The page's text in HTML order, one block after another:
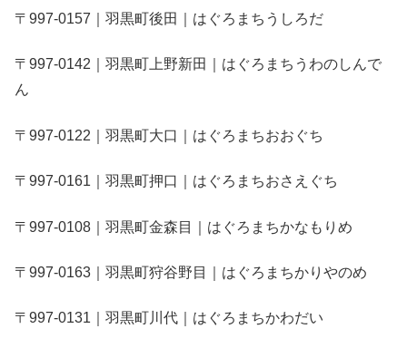
〒997-0157｜羽黒町後田｜はぐろまちうしろだ
〒997-0142｜羽黒町上野新田｜はぐろまちうわのしんで
ん
〒997-0122｜羽黒町大口｜はぐろまちおおぐち
〒997-0161｜羽黒町押口｜はぐろまちおさえぐち
〒997-0108｜羽黒町金森目｜はぐろまちかなもりめ
〒997-0163｜羽黒町狩谷野目｜はぐろまちかりやのめ
〒997-0131｜羽黒町川代｜はぐろまちかわだい